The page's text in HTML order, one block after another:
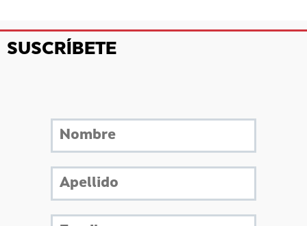
SUSCRÍBETE